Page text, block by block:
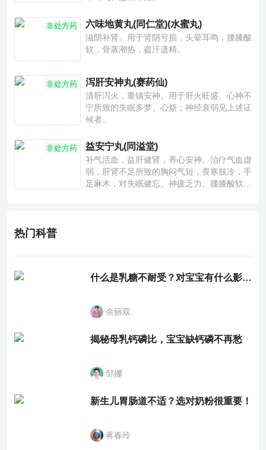
非处方药 六味地黄丸(同仁堂)(水蜜丸)
滋阴补肾。用于肾阴亏损，头晕耳鸣，腰膝酸
软，骨蒸潮热，盗汗遗精。
非处方药 泻肝安神丸(赛药仙)
清肝泻火，重镇安神。用于肝火旺盛、心神不
宁所致的失眠多梦、心烦；神经衰弱见上述证
候者。
非处方药 益安宁丸(同溢堂)
补气活血，益肝健肾，养心安神。治疗气血虚
弱，肝肾不足所致的胸闷气短，畏寒肢冷，手
足麻木，对失眠健忘、神疲乏力、腰膝酸软也
热门科普
什么是乳糖不耐受？对宝宝有什么影响？
余丽双
揭秘母乳钙磷比，宝宝缺钙磷不再愁
邹娜
新生儿胃肠道不适？选对奶粉很重要！
蒋春玲